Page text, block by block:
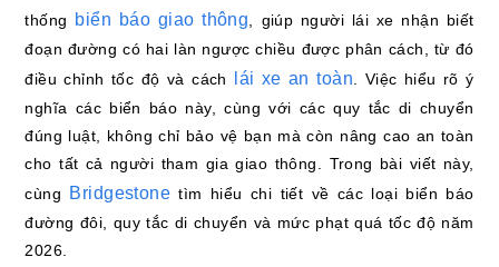
thống
biển báo giao thông , giúp người lái xe nhận biết
đoạn đường có hai làn ngược chiều được phân cách, từ đó
điều chỉnh tốc độ và cách
lái xe an toàn . Việc hiểu rõ ý
nghĩa các biển báo này, cùng với các quy tắc di chuyển
đúng luật, không chỉ bảo vệ bạn mà còn nâng cao an toàn
cho tất cả người tham gia giao thông. Trong bài viết này,
cùng Bridgestone tìm hiểu chi tiết về các loại biển báo
đường đôi, quy tắc di chuyển và mức phạt quá tốc độ năm
2026.